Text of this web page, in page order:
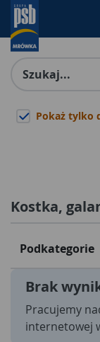
Pokaż tylko
Kostka,
Podkategorie
Brak
Pracujemy
internetowej